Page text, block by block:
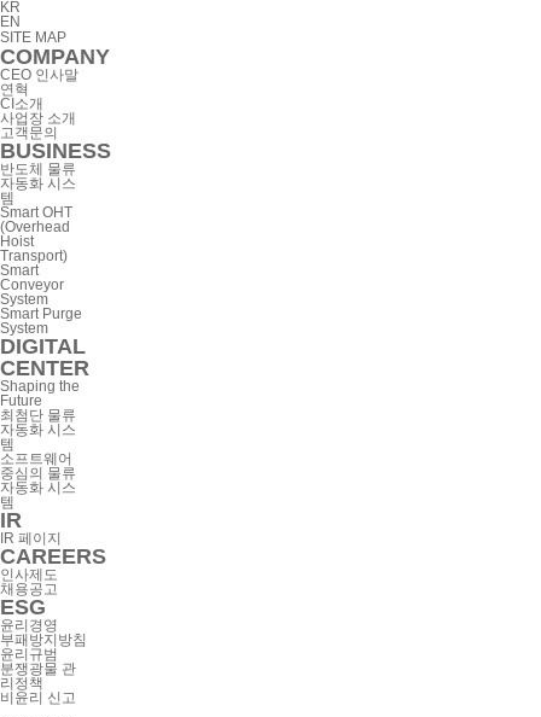
KR
EN
SITE MAP
COMPANY
CEO 인사말
연혁
CI소개
사업장 소개
고객문의
BUSINESS
반도체 물류
자동화 시스
템
Smart OHT
(Overhead
Hoist
Transport)
Smart
Conveyor
System
Smart Purge
System
DIGITAL
CENTER
Shaping the
Future
최첨단 물류
자동화 시스
템
소프트웨어
중심의 물류
자동화 시스
템
IR
IR 페이지
CAREERS
인사제도
채용공고
ESG
윤리경영
부패방지방침
윤리규범
분쟁광물 관
리정책
비윤리 신고